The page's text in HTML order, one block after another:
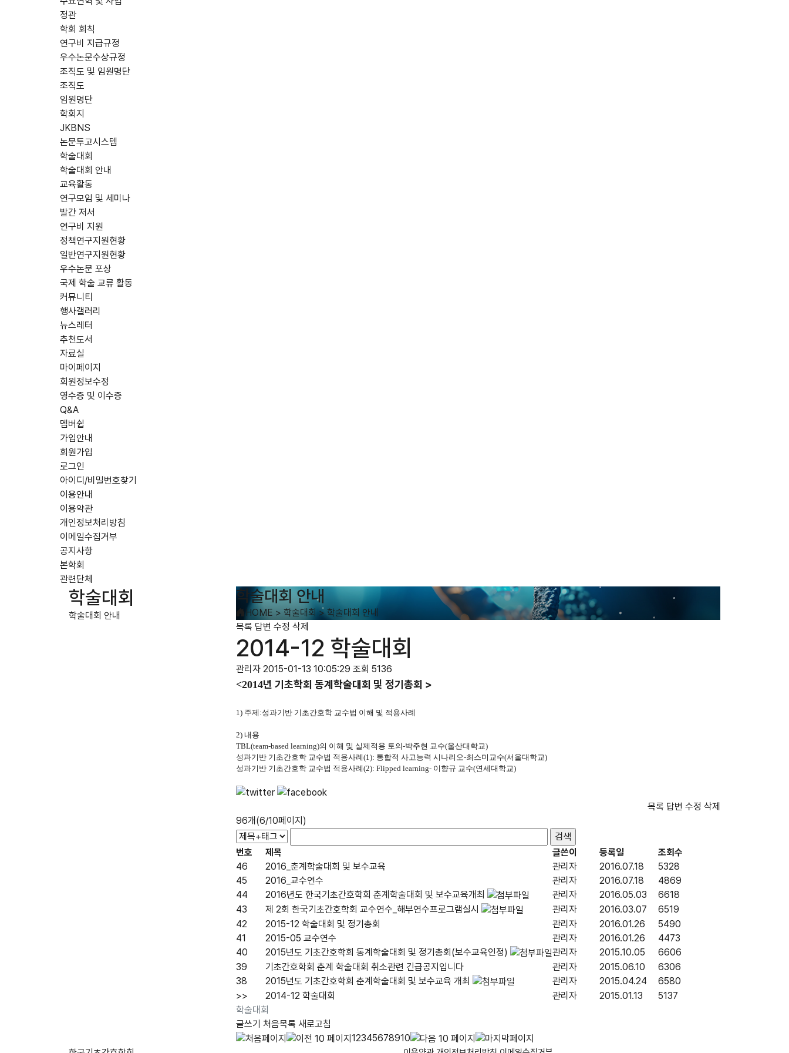
정관
학회 회칙
연구비 지급규정
우수논문수상규정
조직도 및 임원명단
조직도
임원명단
학회지
JKBNS
논문투고시스템
학술대회
학술대회 안내
교육활동
연구모임 및 세미나
발간 저서
연구비 지원
정책연구지원현황
일반연구지원현황
우수논문 포상
국제 학술 교류 활동
커뮤니티
행사갤러리
뉴스레터
추천도서
자료실
마이페이지
회원정보수정
영수증 및 이수증
Q&A
멤버쉽
가입안내
회원가입
로그인
아이디/비밀번호찾기
이용안내
이용약관
개인정보처리방침
이메일수집거부
공지사항
본학회
관련단체
학술대회
학술대회 안내
학술대회 안내
HOME > 학술대회 >학술대회 안내
목록 답변 수정 삭제
2014-12 학술대회
관리자 2015-01-13 10:05:29 조회 5136
<2014년 기초학회 동계학술대회 및 정기총회 >
1) 주제 :성과기반 기초간호학 교수법 이해 및 적용사례
2) 내용
TBL(team-based learning)의 이해 및 실제적용 토의-박주현 교수(울산대학교)
성과기반 기초간호학 교수법 적용사례(1): 통합적 사고능력 시나리오-최스미교수(서울대학교)
성과기반 기초간호학 교수법 적용사례(2): Flipped learning- 이향규 교수(연세대학교)
목록 답변 수정 삭제
96개(6/10페이지)
학술대회
번호 제목 글쓴이 등록일
조회수
46
2016_춘계학술대회 및 보수교육 관리자 2016.07.18
5328
45
2016_교수연수 관리자 2016.07.18
4869
44
2016년도 한국기초간호학회 춘계학술대회 및 보수교육개최 관리자 2016.05.03
6618
43
제 2회 한국기초간호학회 교수연수_해부연수프로그램실시 관리자 2016.03.07
6519
42
2015-12 학술대회 및 정기총회 관리자 2016.01.26
5490
41
2015-05 교수연수 관리자 2016.01.26
4473
40
2015년도 기초간호학회 동계학술대회 및 정기총회(보수교육인정) 관리자 2015.10.05
6606
39
기초간호학회 춘계 학술대회 취소관련 긴급공지입니다 관리자 2015.06.10
6306
38
2015년도 기초간호학회 춘계학술대회 및 보수교육 개최 관리자 2015.04.24
6580
>>
2014-12 학술대회 관리자 2015.01.13 5137
글쓰기 처음목록 새로고침
12345678910